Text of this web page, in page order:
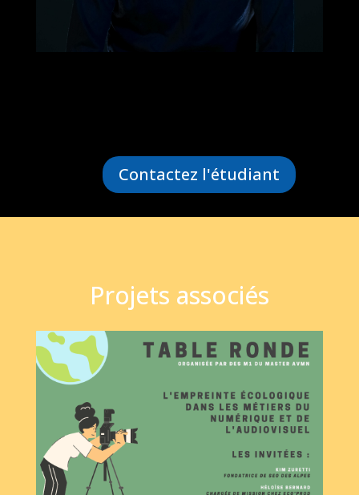
Contactez l'étudiant
Projets associés